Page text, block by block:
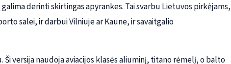
derinti skirtingas apyrankes. Tai svarbu Lietuvos pirkėjams,
salei, ir darbui Vilniuje ar Kaune, ir savaitgalio
Ši versija naudoja aviacijos klasės aliuminį, titano rėmelį, o balto